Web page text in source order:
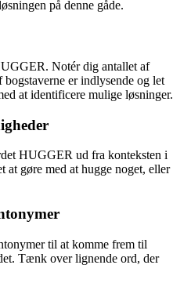
på denne gåde.
Notér dig antallet af
er indlysende og let
at identificere mulige løsninger.
HUGGER ud fra konteksten i
at gøre med at hugge noget, eller
til at komme frem til
Tænk over lignende ord, der